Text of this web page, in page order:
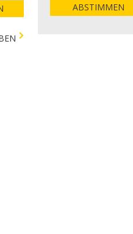
ABSTIMMEN